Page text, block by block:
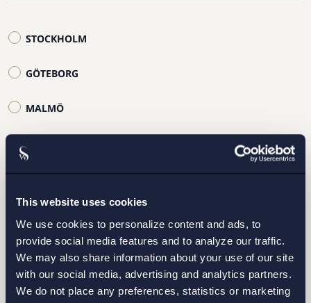
This website uses cookies
We use cookies to personalize content and ads, to
provide social media features and to analyze our traffic.
We may also share information about your use of our site
with our social media, advertising and analytics partners.
We do not place any preferences, statistics or marketing
STOCKHOLM
GÖTEBORG
MALMÖ
personuppgiftspolicy